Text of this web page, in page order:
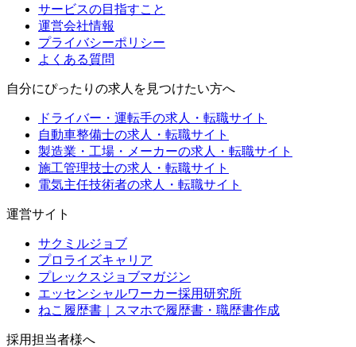
サービスの目指すこと
運営会社情報
プライバシーポリシー
よくある質問
自分にぴったりの求人を見つけたい方へ
ドライバー・運転手の求人・転職サイト
自動車整備士の求人・転職サイト
製造業・工場・メーカーの求人・転職サイト
施工管理技士の求人・転職サイト
電気主任技術者の求人・転職サイト
運営サイト
サクミルジョブ
プロライズキャリア
プレックスジョブマガジン
エッセンシャルワーカー採用研究所
ねこ履歴書｜スマホで履歴書・職歴書作成
採用担当者様へ